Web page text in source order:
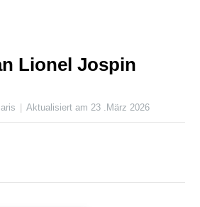
Lionel Jospin
Aktualisiert am23 .März 2026